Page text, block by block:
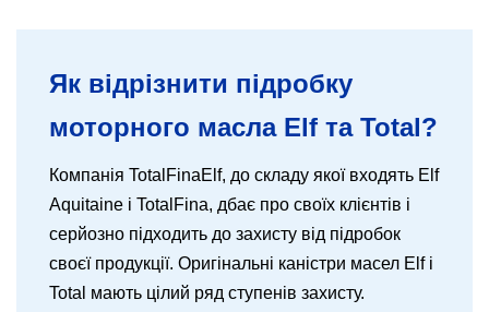
Як відрізнити підробку
моторного масла Elf та Total?
Компанія TotalFinaElf, до складу якої входять Elf
Aquitaine і TotalFina, дбає про своїх клієнтів і
серйозно підходить до захисту від підробок
своєї продукції. Оригінальні каністри масел Elf і
Total мають цілий ряд ступенів захисту.